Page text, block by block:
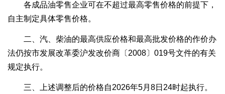
各成品油零售企业可在不超过最高零售价格的前提下，
自主制定具体零售价格。
二、汽、柴油的最高供应价格和最高批发价格的作价办
法仍按市发展改革委沪发改价商〔2008〕019号文件的有关
规定执行。
三、上述调整后的价格自2026年5月8日24时起执行。